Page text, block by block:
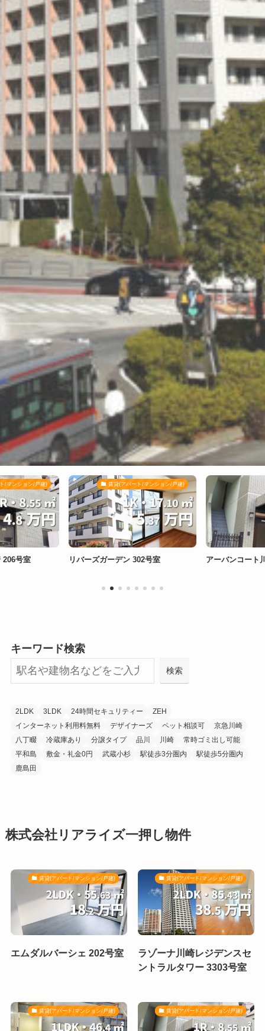
/マンション/戸建)
206号室
賃貸(アパート/マンション/戸建)
リバーズガーデン 302号室 アーバンコート
キーワード検索
検索
2LDK 3LDK 24時間セキュリティー
ZEH
インターネット利用料無料
デザイナーズ ペット相談可
京急川崎
八丁畷
冷蔵庫あり 分譲タイプ 品川 川崎
常時ゴミ出し可能
平和島
敷金・礼金0円 武蔵小杉 駅徒歩3分圏内
駅徒歩5分圏内
鹿島田
株式会社リアライズ一押し物件
賃貸(アパート/マンション/戸建)
エムダルバーシェ 202号室
賃貸(アパート/マンション/戸建)
ラゾーナ川崎レジデンスセ
ントラルタワー 3303号室
賃貸(アパート/マンション/戸建) 賃貸(アパート/マンション/戸建)